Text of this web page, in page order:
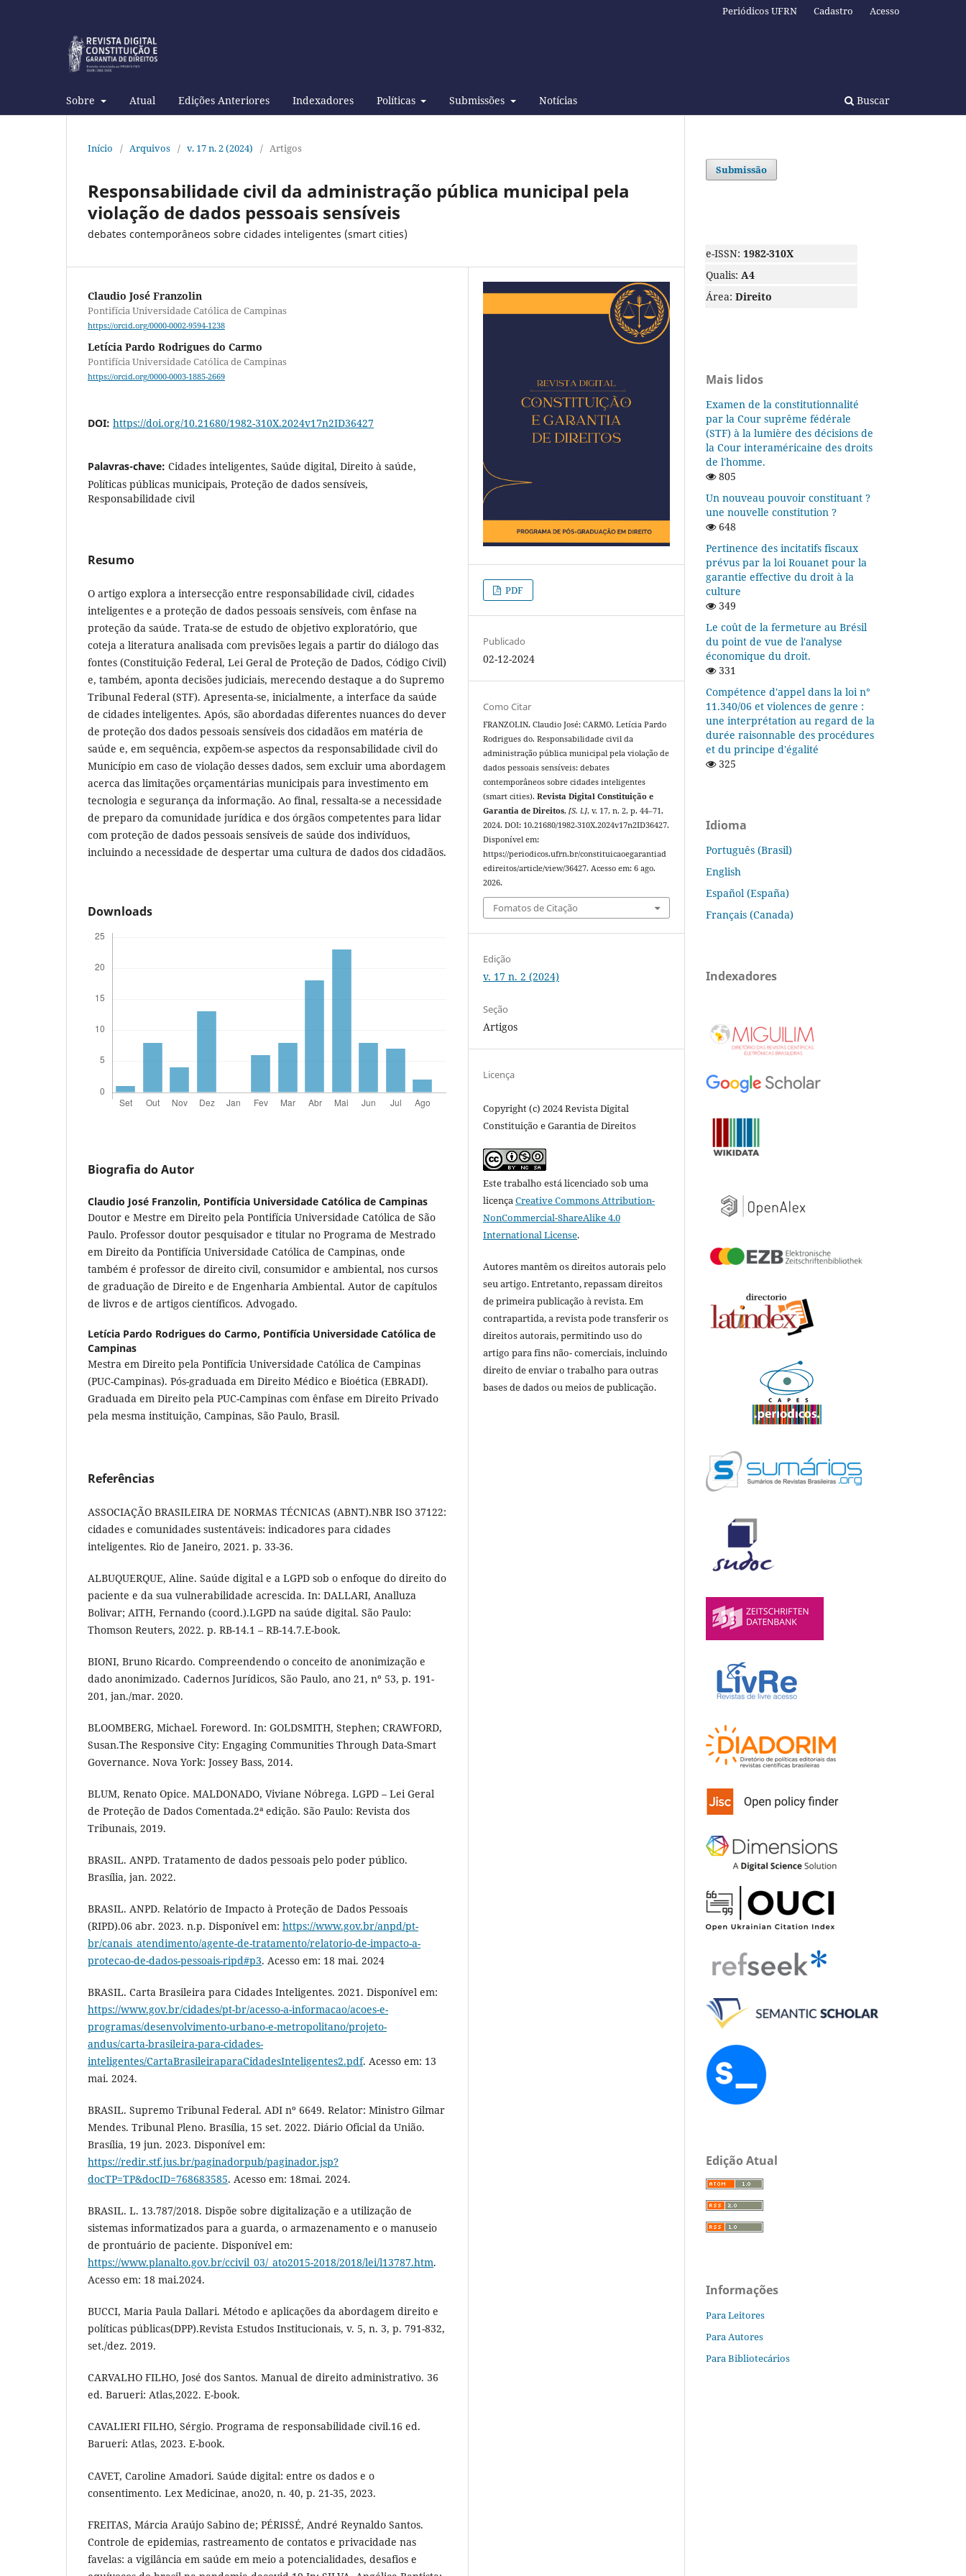
Sobre Atual Edições Anteriores Indexadores Políticas Submissões Notícias Buscar
Periódicos UFRN Cadastro Acesso
Início / Arquivos / v. 17 n. 2 (2024) / Artigos
Responsabilidade civil da administração pública municipal pela
violação de dados pessoais sensíveis
debates contemporâneos sobre cidades inteligentes (smart cities)
Claudio José Franzolin
Pontifícia Universidade Católica de Campinas
https://orcid.org/0000-0002-9594-1238
Letícia Pardo Rodrigues do Carmo
Pontifícia Universidade Católica de Campinas
https://orcid.org/0000-0003-1885-2669
DOI: https://doi.org/10.21680/1982-310X.2024v17n2ID36427
Palavras-chave: Cidades inteligentes, Saúde digital, Direito à saúde,
Políticas públicas municipais, Proteção de dados sensíveis,
Responsabilidade civil
Resumo
O artigo explora a intersecção entre responsabilidade civil, cidades
inteligentes e a proteção de dados pessoais sensíveis, com ênfase na
proteção da saúde. Trata-se de estudo de objetivo exploratório, que
coteja a literatura analisada com previsões legais a partir do diálogo das
fontes (Constituição Federal, Lei Geral de Proteção de Dados, Código Civil)
e, também, aponta decisões judiciais, merecendo destaque a do Supremo
Tribunal Federal (STF). Apresenta-se, inicialmente, a interface da saúde
de cidades inteligentes. Após, são abordadas diferentes nuances do dever
de proteção dos dados pessoais sensíveis dos cidadãos em matéria de
saúde e, em sequência, expõem-se aspectos da responsabilidade civil do
Município em caso de violação desses dados, sem excluir uma abordagem
acerca das limitações orçamentárias municipais para investimento em
tecnologia e segurança da informação. Ao final, ressalta-se a necessidade
de preparo da comunidade jurídica e dos órgãos competentes para lidar
com proteção de dados pessoais sensíveis de saúde dos indivíduos,
incluindo a necessidade de despertar uma cultura de dados dos cidadãos.
Downloads
Biografia do Autor
Claudio José Franzolin, Pontifícia Universidade Católica de Campinas
Doutor e Mestre em Direito pela Pontifícia Universidade Católica de São
Paulo. Professor doutor pesquisador e titular no Programa de Mestrado
em Direito da Pontifícia Universidade Católica de Campinas, onde
também é professor de direito civil, consumidor e ambiental, nos cursos
de graduação de Direito e de Engenharia Ambiental. Autor de capítulos
de livros e de artigos científicos. Advogado.
Letícia Pardo Rodrigues do Carmo, Pontifícia Universidade Católica de
Campinas
Mestra em Direito pela Pontifícia Universidade Católica de Campinas
(PUC-Campinas). Pós-graduada em Direito Médico e Bioética (EBRADI).
Graduada em Direito pela PUC-Campinas com ênfase em Direito Privado
pela mesma instituição, Campinas, São Paulo, Brasil.
Referências
ASSOCIAÇÃO BRASILEIRA DE NORMAS TÉCNICAS (ABNT).NBR ISO 37122:
cidades e comunidades sustentáveis: indicadores para cidades
inteligentes. Rio de Janeiro, 2021. p. 33-36.
ALBUQUERQUE, Aline. Saúde digital e a LGPD sob o enfoque do direito do
paciente e da sua vulnerabilidade acrescida. In: DALLARI, Analluza
Bolivar; AITH, Fernando (coord.).LGPD na saúde digital. São Paulo:
Thomson Reuters, 2022. p. RB-14.1 – RB-14.7.E-book.
BIONI, Bruno Ricardo. Compreendendo o conceito de anonimização e
dado anonimizado. Cadernos Jurídicos, São Paulo, ano 21, nº 53, p. 191-
201, jan./mar. 2020.
BLOOMBERG, Michael. Foreword. In: GOLDSMITH, Stephen; CRAWFORD,
Susan.The Responsive City: Engaging Communities Through Data-Smart
Governance. Nova York: Jossey Bass, 2014.
BLUM, Renato Opice. MALDONADO, Viviane Nóbrega. LGPD – Lei Geral
de Proteção de Dados Comentada.2ª edição. São Paulo: Revista dos
Tribunais, 2019.
BRASIL. ANPD. Tratamento de dados pessoais pelo poder público.
Brasília, jan. 2022.
BRASIL. ANPD. Relatório de Impacto à Proteção de Dados Pessoais
(RIPD).06 abr. 2023. n.p. Disponível em: https://www.gov.br/anpd/pt-
br/canais_atendimento/agente-de-tratamento/relatorio-de-impacto-a-
protecao-de-dados-pessoais-ripd#p3. Acesso em: 18 mai. 2024
BRASIL. Carta Brasileira para Cidades Inteligentes. 2021. Disponível em:
https://www.gov.br/cidades/pt-br/acesso-a-informacao/acoes-e-
programas/desenvolvimento-urbano-e-metropolitano/projeto-
andus/carta-brasileira-para-cidades-
inteligentes/CartaBrasileiraparaCidadesInteligentes2.pdf. Acesso em: 13
mai. 2024.
BRASIL. Supremo Tribunal Federal. ADI nº 6649. Relator: Ministro Gilmar
Mendes. Tribunal Pleno. Brasília, 15 set. 2022. Diário Oficial da União.
Brasília, 19 jun. 2023. Disponível em:
https://redir.stf.jus.br/paginadorpub/paginador.jsp?
docTP=TP&docID=768683585. Acesso em: 18mai. 2024.
BRASIL. L. 13.787/2018. Dispõe sobre digitalização e a utilização de
sistemas informatizados para a guarda, o armazenamento e o manuseio
de prontuário de paciente. Disponível em:
https://www.planalto.gov.br/ccivil_03/_ato2015-2018/2018/lei/l13787.htm.
Acesso em: 18 mai.2024.
BUCCI, Maria Paula Dallari. Método e aplicações da abordagem direito e
políticas públicas(DPP).Revista Estudos Institucionais, v. 5, n. 3, p. 791-832,
set./dez. 2019.
CARVALHO FILHO, José dos Santos. Manual de direito administrativo. 36
ed. Barueri: Atlas,2022. E-book.
CAVALIERI FILHO, Sérgio. Programa de responsabilidade civil.16 ed.
Barueri: Atlas, 2023. E-book.
CAVET, Caroline Amadori. Saúde digital: entre os dados e o
consentimento. Lex Medicinae, ano20, n. 40, p. 21-35, 2023.
FREITAS, Márcia Araújo Sabino de; PÉRISSÉ, André Reynaldo Santos.
Controle de epidemias, rastreamento de contatos e privacidade nas
favelas: a vigilância em saúde em meio a potencialidades, desafios e
PDF
Publicado
02-12-2024
Como Citar
FRANZOLIN, Claudio José; CARMO, Letícia Pardo
Rodrigues do. Responsabilidade civil da
administração pública municipal pela violação de
dados pessoais sensíveis: debates
contemporâneos sobre cidades inteligentes
(smart cities).Revista Digital Constituição e
Garantia de Direitos,[S. l.], v. 17, n. 2, p. 44–71,
2024. DOI: 10.21680/1982-310X.2024v17n2ID36427.
Disponível em:
https://periodicos.ufrn.br/constituicaoegarantiad
edireitos/article/view/36427. Acesso em: 6 ago.
2026.
Fomatos de Citação
Edição
v. 17 n. 2 (2024)
Seção
Artigos
Licença
Copyright (c) 2024 Revista Digital
Constituição e Garantia de Direitos
Este trabalho está licenciado sob uma
licençaCreative Commons Attribution-
NonCommercial-ShareAlike 4.0
International License.
Autores mantêm os direitos autorais pelo
seu artigo. Entretanto, repassam direitos
de primeira publicação à revista. Em
contrapartida, a revista pode transferir os
direitos autorais, permitindo uso do
artigo para fins não- comerciais, incluindo
direito de enviar o trabalho para outras
bases de dados ou meios de publicação.
Submissão
e-ISSN: 1982-310X
Qualis: A4
Área: Direito
Mais lidos
Examen de la constitutionnalité
par la Cour suprême fédérale
(STF) à la lumière des décisions de
la Cour interaméricaine des droits
de l'homme.
805
Un nouveau pouvoir constituant ?
une nouvelle constitution ?
648
Pertinence des incitatifs fiscaux
prévus par la loi Rouanet pour la
garantie effective du droit à la
culture
349
Le coût de la fermeture au Brésil
du point de vue de l'analyse
économique du droit.
331
Compétence d'appel dans la loi n°
11.340/06 et violences de genre :
une interprétation au regard de la
durée raisonnable des procédures
et du principe d'égalité
325
Idioma
Português (Brasil)
English
Español (España)
Français (Canada)
Indexadores
Edição Atual
Informações
Para Leitores
Para Autores
Para Bibliotecários